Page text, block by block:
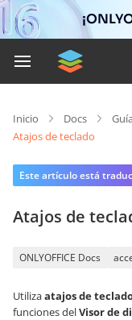
Inicio Docs
Atajos de teclado
Este artículo está
Atajos de
ONLYOFFICE Docs
Utilizaatajos de
funciones delVisor de